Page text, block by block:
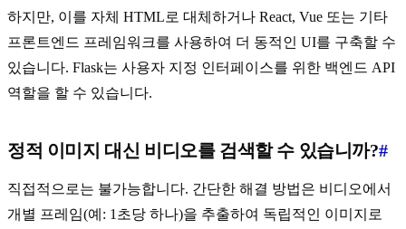
하지만, 이를 자체 HTML로 대체하거나 React, Vue 또는 기타
프론트엔드 프레임워크를 사용하여 더 동적인 UI를 구축할 수
있습니다. Flask는 사용자 지정 인터페이스를 위한 백엔드 API
역할을 할 수 있습니다.
정적 이미지 대신 비디오를 검색할 수 있습니까?#
직접적으로는 불가능합니다. 간단한 해결 방법은 비디오에서
개별 프레임(예: 1초당 하나)을 추출하여 독립적인 이미지로